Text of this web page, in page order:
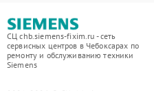
СЦ chb.siemens-fixim.ru - сеть
сервисных центров в Чебоксарах по
ремонту и обслуживанию техники
Siemens